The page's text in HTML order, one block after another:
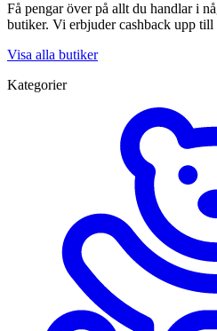
Få pengar över på allt du handlar i
butiker. Vi erbjuder cashback upp till
Visa alla butiker
Kategorier